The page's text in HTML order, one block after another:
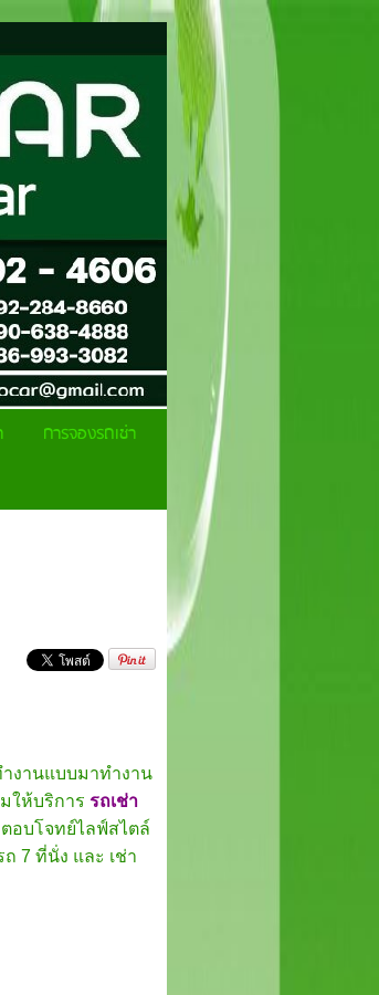
การจองรถเช่า
งานแบบมาทำงาน
มให้บริการรถเช่า
อบโจทย์ไลฟ์สไตล์
ถ 7 ที่นั่ง และ เช่า